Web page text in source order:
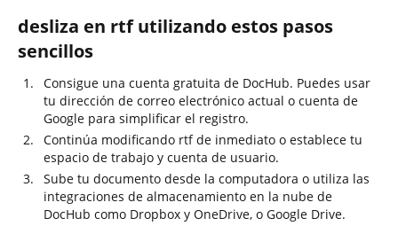
desliza en rtf utilizando estos pasos
sencillos
Consigue una cuenta gratuita de DocHub. Puedes usar
tu dirección de correo electrónico actual o cuenta de
Google para simplificar el registro.
Continúa modificando rtf de inmediato o establece tu
espacio de trabajo y cuenta de usuario.
Sube tu documento desde la computadora o utiliza las
integraciones de almacenamiento en la nube de
DocHub como Dropbox y OneDrive, o Google Drive.